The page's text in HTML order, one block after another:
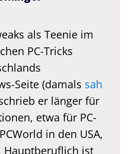
als Teenie im
PC-Tricks
Seite (damals sah
er länger für
etwa für PC-
in den USA,
Hauptberuflich ist